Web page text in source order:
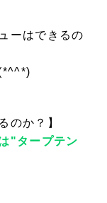
ーはできるの
のか？】
"タープテン